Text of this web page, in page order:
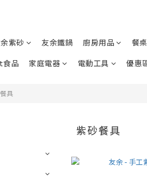
紫砂 友余鐵鍋 廚房用品 餐
品 家庭電器 電動工具 優惠
具
紫砂餐具